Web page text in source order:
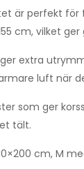
är perfekt
cm, vilket
extra
luft när
som ger
tält.
cm, M